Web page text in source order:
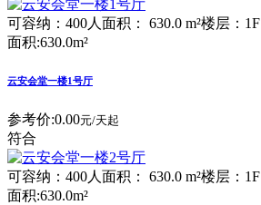
可容纳：400人面积： 630.0 m²楼层：1F
面积:630.0m²
云安会堂一楼1号厅
参考价:0.00元/天起
符合
可容纳：400人 面积： 630.0 m²楼层：1F
面积:630.0m²